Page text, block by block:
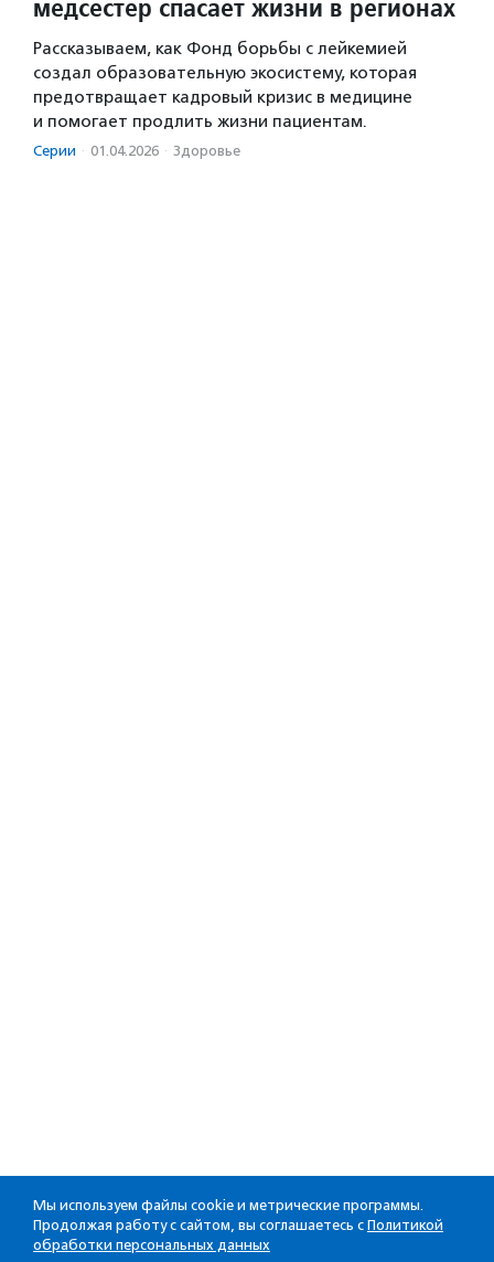
медсестер спасает жизни в регионах
Рассказываем, как Фонд борьбы с лейкемией
создал образовательную экосистему, которая
предотвращает кадровый кризис в медицине
и помогает продлить жизни пациентам.
Серии · 01.04.2026 · Здоровье
Мы используем файлы cookie и метрические программы.
Продолжая работу с сайтом, вы соглашаетесь с Политикой
обработки персональных данных